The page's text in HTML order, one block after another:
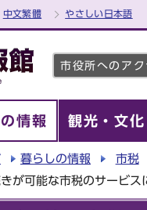
中文繁體 やさしい日本語
市役所へのアク
情報 観光・文
暮らしの情報 市税
が可能な市税のサービス